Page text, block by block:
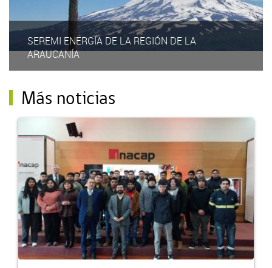
SEREMI ENERGÍA DE LA REGIÓN DE LA
ARAUCANÍA
Más noticias